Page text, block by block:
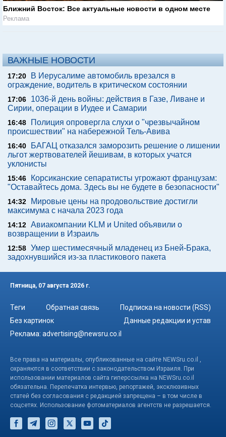
Ближний Восток: Все актуальные новости в одном месте
Реклама
ВАЖНЫЕ НОВОСТИ
17:20
В Иерусалиме автомобиль врезался в
ограждение, водитель в критическом состоянии
17:06
1036-й день войны: действия в Газе, Ливане и
Сирии, операции в Иудее и Самарии
16:48
Полиция опровергла слухи о "чрезвычайном
происшествии" на набережной Тель-Авива
16:40
БАГАЦ отказался заморозить решение о лишении
льгот жертвователей йешивам, в которых учатся
уклонисты
15:46
Корсиканские сепаратисты угрожают французам:
"Оставайтесь дома. Здесь вы не будете в безопасности"
14:32
Мировые цены на продовольствие достигли
максимума с начала 2023 года
14:12 Авиакомпании KLM и United объявили о
возвращении в Израиль
12:58 Умер шестимесячный младенец из Бней-Брака,
задохнувшийся из-за пластикового пакета
Пятница, 07 августа 2026 г.
Теги Обратная связь
Подписка на новости (RSS)
Без картинок
Данные редакции и устав
Реклама: advertising@newsru.co.il
Все права на материалы, опубликованные на сайте NEWSru.co.il ,
охраняются в соответствии с законодательством Израиля. При
использовании материалов сайта гиперссылка на NEWSru.co.il
обязательна. Перепечатка интервью, репортажей, эксклюзивных
статей без согласования с редакцией запрещена – в том числе в
соцсетях. Использование фотоматериалов агентств не разрешается.